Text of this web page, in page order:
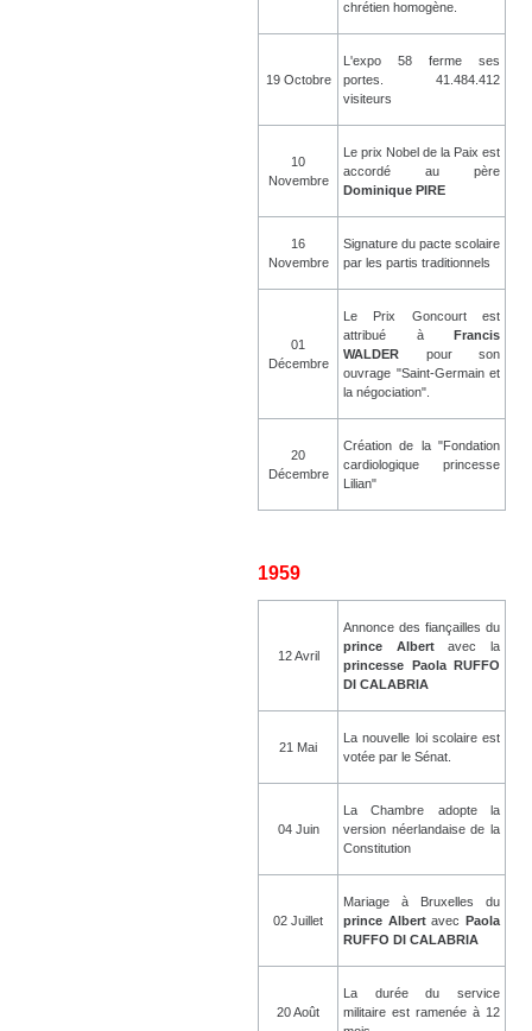
chrétien homogène.
19 Octobre
L'expo 58 ferme ses
portes. 41.484.412
visiteurs
10
Novembre
Le prix Nobel de la Paix est
accordé au père
Dominique PIRE
16
Novembre
Signature du pacte scolaire
par les partis traditionnels
01
Décembre
Le Prix Goncourt est
attribué à Francis
WALDER pour son
ouvrage "Saint-Germain et
la négociation".
20
Décembre
Création de la "Fondation
cardiologique princesse
Lilian"
1959
12 Avril
Annonce des fiançailles du
prince Albertavec la
princesse Paola RUFFO
DI CALABRIA
21 Mai
La nouvelle loi scolaire est
votée par le Sénat.
04 Juin
La Chambre adopte la
version néerlandaise de la
Constitution
02 Juillet
Mariage à Bruxelles du
prince Albertavec Paola
RUFFO DI CALABRIA
20 Août
La durée du service
militaire est ramenée à 12